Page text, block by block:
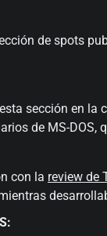
de spots
sección en la
de MS-DOS,
con la review de